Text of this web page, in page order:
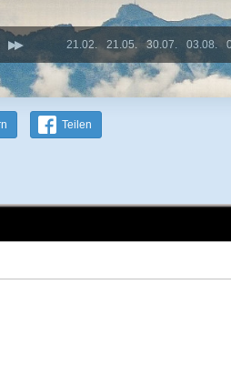
03.08.
30.07.
21.05.
21.02.
Teilen